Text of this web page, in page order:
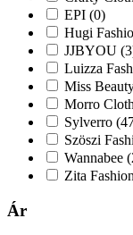
EPI (0)
Hugi
JJBYOU
Luizza
Miss
Morro
Sylverro
Szöszi
Wannabee
Zita Fashion
Ár